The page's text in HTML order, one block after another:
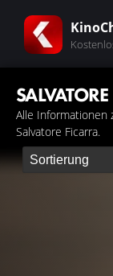
Alle Informationen
Salvatore Ficarra.